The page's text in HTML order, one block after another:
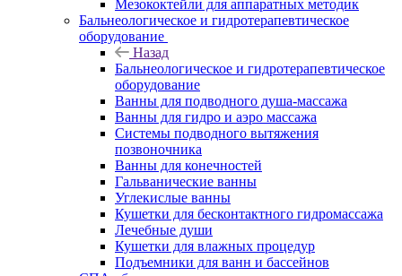
Мезококтейли для аппаратных методик
Бальнеологическое и гидротерапевтическое
оборудование
Назад
Бальнеологическое и гидротерапевтическое
оборудование
Ванны для подводного душа-массажа
Ванны для гидро и аэро массажа
Системы подводного вытяжения
позвоночника
Ванны для конечностей
Гальванические ванны
Углекислые ванны
Кушетки для бесконтактного гидромассажа
Лечебные души
Кушетки для влажных процедур
Подъемники для ванн и бассейнов